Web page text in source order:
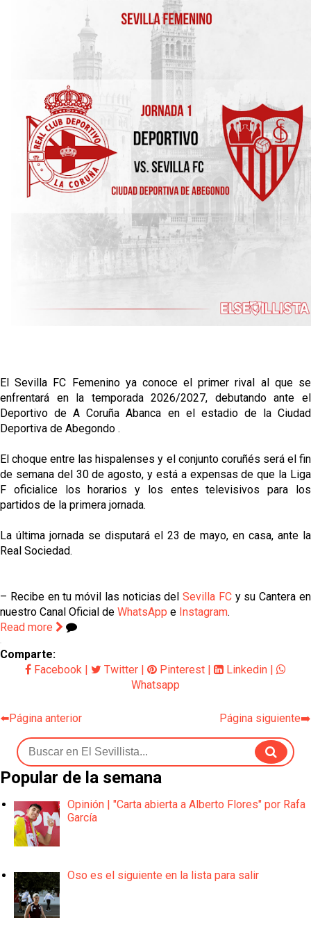
OFICIAL | Juanlu se marcha al Bournemouth
El Sevilla FC trabaja en la contratación de George
Ilenikhena
Joan Jordán podría tener al Estrela Amadora como
destino este lunes
El Sevilla FC Femenino ya conoce su rival para
semifinales
El Sevilla FC Femenino ya conoce el primer rival al que se
enfrentará en la temporada 2026/2027, debutando ante el
Deportivo de A Coruña Abanca en el estadio de la Ciudad
Deportiva de Abegondo .
El choque entre las hispalenses y el conjunto coruñés será el fin
de semana del 30 de agosto, y está a expensas de que la Liga
F oficialice los horarios y los entes televisivos para los
partidos de la primera jornada.
La última jornada se disputará el 23 de mayo, en casa, ante la
Real Sociedad.
– Recibe en tu móvil las noticias delSevilla FCy su Cantera en
nuestro Canal Oficial de WhatsApp e Instagram.
Read more
Comparte:
Facebook
Twitter Pinterest Linkedin
Whatsapp
⬅️Página anterior Página siguiente➡️
Popular de la semana
Opinión | "Carta abierta a Alberto Flores" por Rafa
García
Oso es el siguiente en la lista para salir